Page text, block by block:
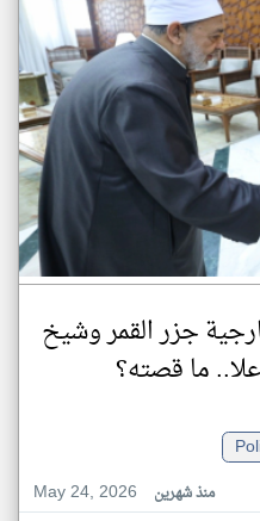
جزر القمر وشيخ
ما قصته؟
May 24, 2026
منذ شهرين